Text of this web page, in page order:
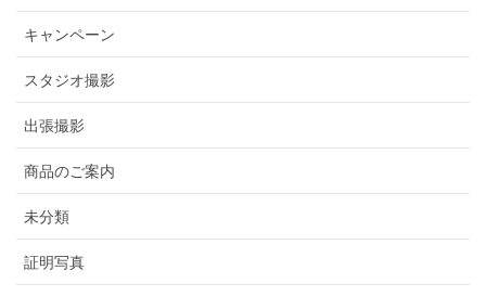
キャンペーン
スタジオ撮影
出張撮影
商品のご案内
未分類
証明写真